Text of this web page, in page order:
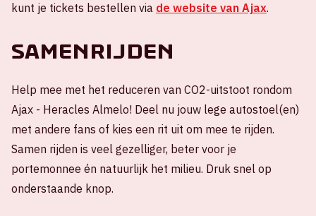
kunt je tickets bestellen via de website van Ajax.
Samenrijden
Help mee met het reduceren van CO2-uitstoot rondom
Ajax - Heracles Almelo! Deel nu jouw lege autostoel(en)
met andere fans of kies een rit uit om mee te rijden.
Samen rijden is veel gezelliger, beter voor je
portemonnee én natuurlijk het milieu. Druk snel op
onderstaande knop.